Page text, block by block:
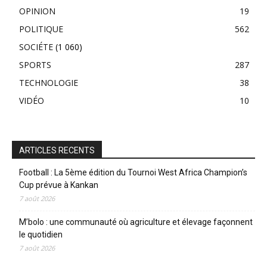
OPINION
19
POLITIQUE
562
SOCIÉTE (1 060)
SPORTS
287
TECHNOLOGIE
38
VIDÉO
10
ARTICLES RECENTS
Football : La 5ème édition du Tournoi West Africa Champion’s
Cup prévue à Kankan
7 août 2026
M’bolo : une communauté où agriculture et élevage façonnent
le quotidien
7 août 2026